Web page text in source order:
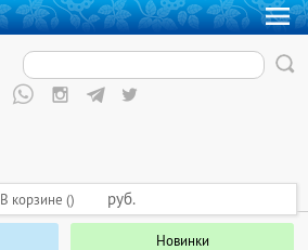
Новинки
В корзине () руб.